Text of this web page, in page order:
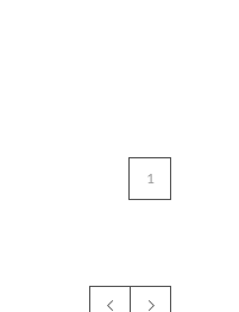
1